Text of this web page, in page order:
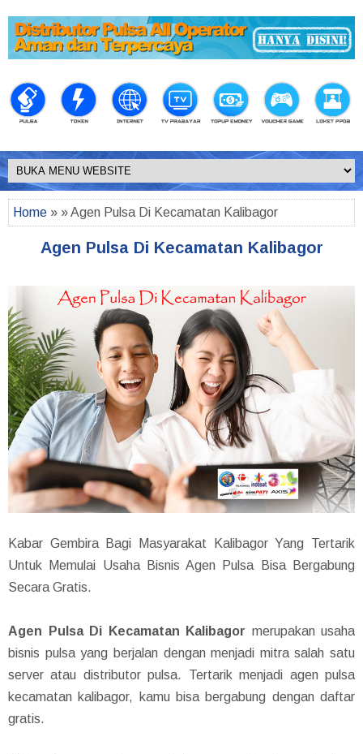
Home » » Agen Pulsa Di Kecamatan Kalibagor
Agen Pulsa Di Kecamatan Kalibagor
Kabar Gembira Bagi Masyarakat Kalibagor Yang Tertarik
Untuk Memulai Usaha Bisnis Agen Pulsa Bisa Bergabung
Secara Gratis.
Agen Pulsa Di Kecamatan Kalibagor merupakan usaha
bisnis pulsa yang berjalan dengan menjadi mitra salah satu
server atau distributor pulsa. Tertarik menjadi agen pulsa
kecamatan kalibagor, kamu bisa bergabung dengan daftar
gratis.